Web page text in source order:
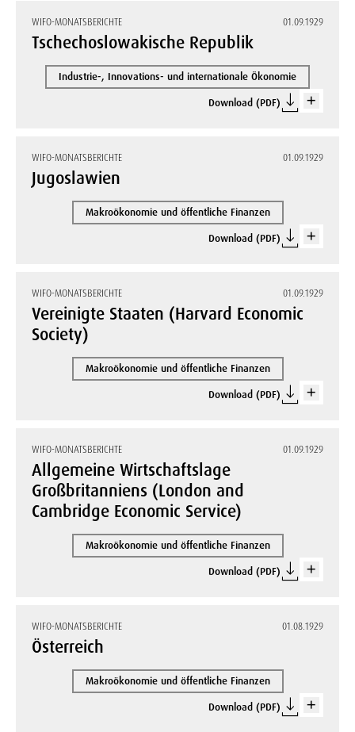
WIFO-MONATSBERICHTE 01.09.1929
Tschechoslowakische Republik
Industrie-, Innovations- und internationale Ökonomie
Download (PDF)
WIFO-MONATSBERICHTE 01.09.1929
Jugoslawien
Makroökonomie und öffentliche Finanzen
Download (PDF)
WIFO-MONATSBERICHTE 01.09.1929
Vereinigte Staaten (Harvard Economic
Society)
Makroökonomie und öffentliche Finanzen
Download (PDF)
WIFO-MONATSBERICHTE 01.09.1929
Allgemeine Wirtschaftslage
Großbritanniens (London and
Cambridge Economic Service)
Makroökonomie und öffentliche Finanzen
Download (PDF)
WIFO-MONATSBERICHTE 01.08.1929
Österreich
Makroökonomie und öffentliche Finanzen
Download (PDF)